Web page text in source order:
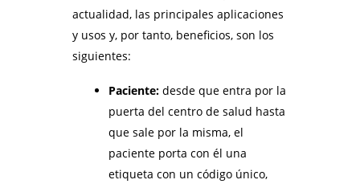
actualidad, las principales aplicaciones
y usos y, por tanto, beneficios, son los
siguientes:
Paciente: desde que entra por la
puerta del centro de salud hasta
que sale por la misma, el
paciente porta con él una
etiqueta con un código único,